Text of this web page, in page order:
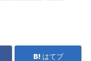
はてブ